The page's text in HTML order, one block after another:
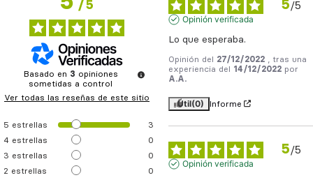
/5
Basado en 3 opiniones
sometidas a control
Ver todas las reseñas de este sitio
5 estrellas
3
4 estrellas
0
3 estrellas
0
2 estrellas 0
5/5
Opinión verificada
Lo que esperaba.
Opinión del 27/12/2022
, tras una
experiencia del 14/12/2022 por
A.A.
Útil(0) Informe
5/5
Opinión verificada